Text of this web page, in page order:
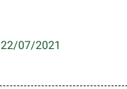
22/07/2021